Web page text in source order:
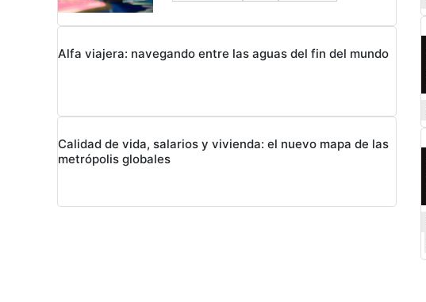
Alfa viajera: navegando entre las aguas del fin del mundo
Calidad de vida, salarios y vivienda: el nuevo mapa de las
metrópolis globales